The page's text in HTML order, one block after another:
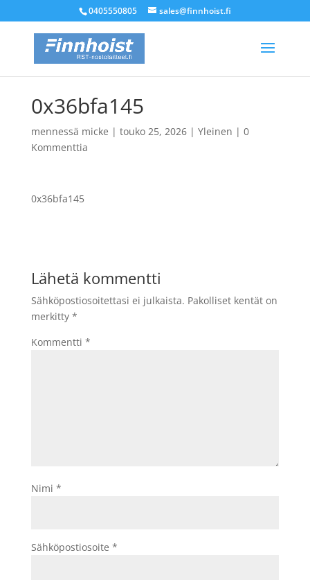
0405550805 sales@finnhoist.fi
0x36bfa145
mennessä micke | touko 25, 2026| Yleinen | 0
Kommenttia
0x36bfa145
Lähetä kommentti
Sähköpostiosoitettasi ei julkaista. Pakolliset kentät on
merkitty *
Kommentti *
Nimi *
Sähköpostiosoite *